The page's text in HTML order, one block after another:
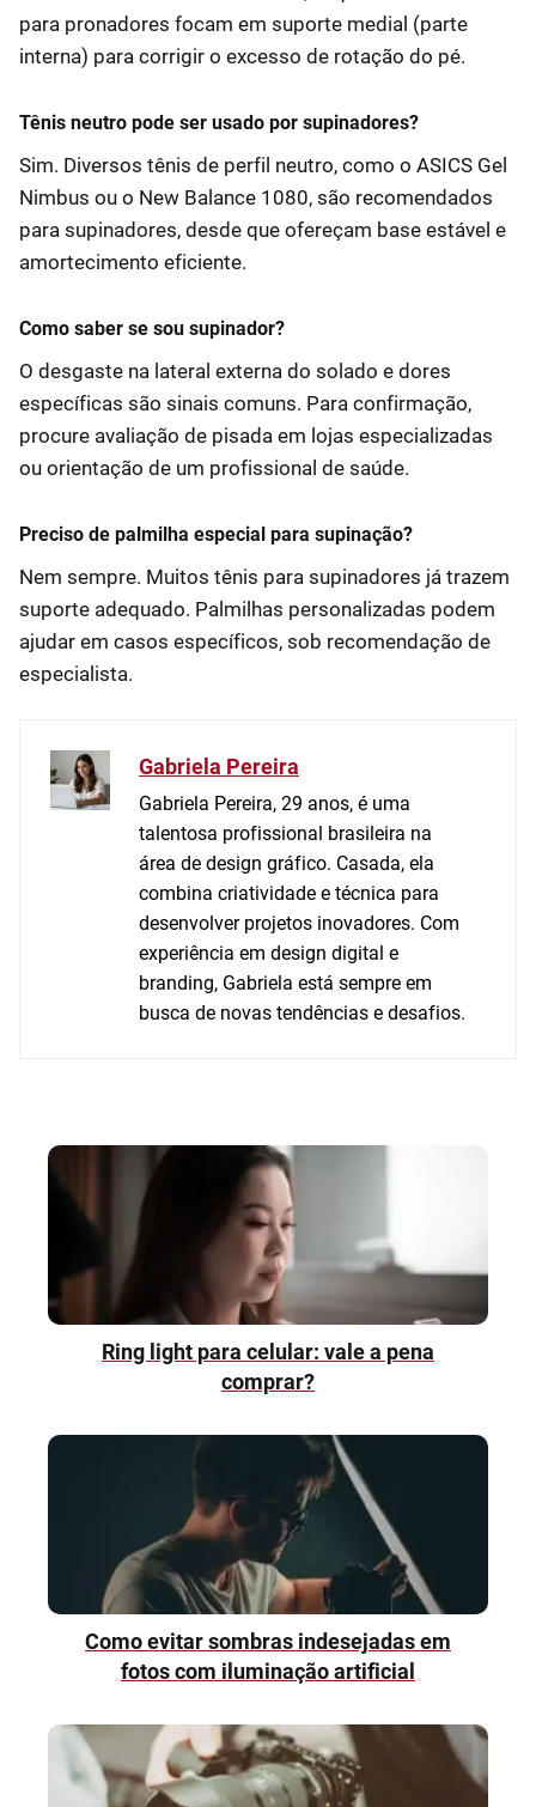
para pronadores focam em suporte medial (parte
interna) para corrigir o excesso de rotação do pé.
Tênis neutro pode ser usado por supinadores?
Sim. Diversos tênis de perfil neutro, como o ASICS Gel
Nimbus ou o New Balance 1080, são recomendados
para supinadores, desde que ofereçam base estável e
amortecimento eficiente.
Como saber se sou supinador?
O desgaste na lateral externa do solado e dores
específicas são sinais comuns. Para confirmação,
procure avaliação de pisada em lojas especializadas
ou orientação de um profissional de saúde.
Preciso de palmilha especial para supinação?
Nem sempre. Muitos tênis para supinadores já trazem
suporte adequado. Palmilhas personalizadas podem
ajudar em casos específicos, sob recomendação de
especialista.
Gabriela Pereira
Gabriela Pereira, 29 anos, é uma
talentosa profissional brasileira na
área de design gráfico. Casada, ela
combina criatividade e técnica para
desenvolver projetos inovadores. Com
experiência em design digital e
branding, Gabriela está sempre em
busca de novas tendências e desafios.
Ring light para celular: vale a pena
comprar?
Como evitar sombras indesejadas em
fotos com iluminação artificial